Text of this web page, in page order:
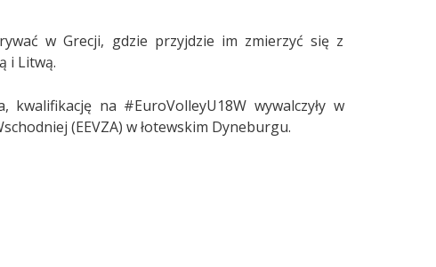
w Grecji, gdzie przyjdzie im zmierzyć się z
i Litwą.
na #EuroVolleyU18W wywalczyły w
(EEVZA) w łotewskim Dyneburgu.